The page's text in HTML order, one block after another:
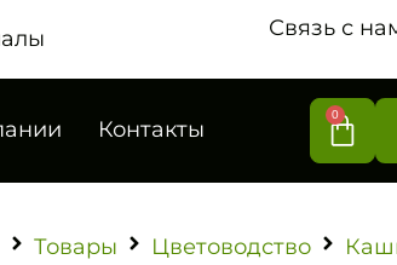
Связь с
Контакты
0
Товары Цветоводство